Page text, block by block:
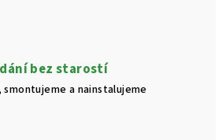
bez starostí
a nainstalujeme